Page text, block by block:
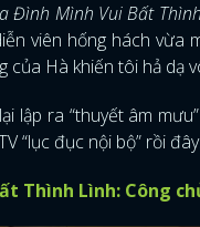
Đình Mình Vui Bất
viên hống hách vừa
của Hà khiến tôi hả dạ
lập ra “thuyết âm
“lục đục nội bộ” rồi đây.
Thình Lình: Công